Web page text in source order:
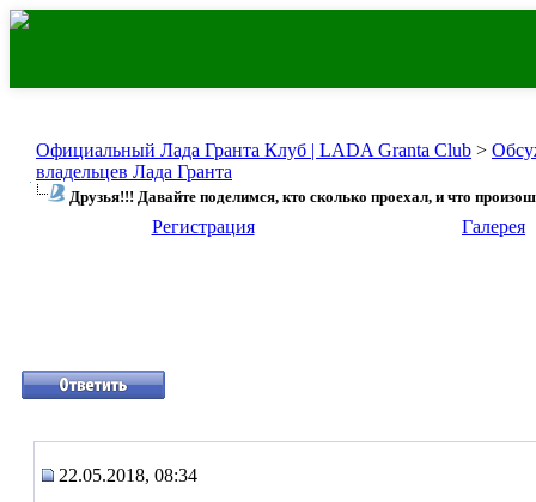
Официальный Лада Гранта Клуб | LADA Granta Club >
владельцев Лада Гранта
Друзья!!! Давайте поделимся, кто сколько проехал, и что
Регистрация Галерея
22.05.2018, 08:34